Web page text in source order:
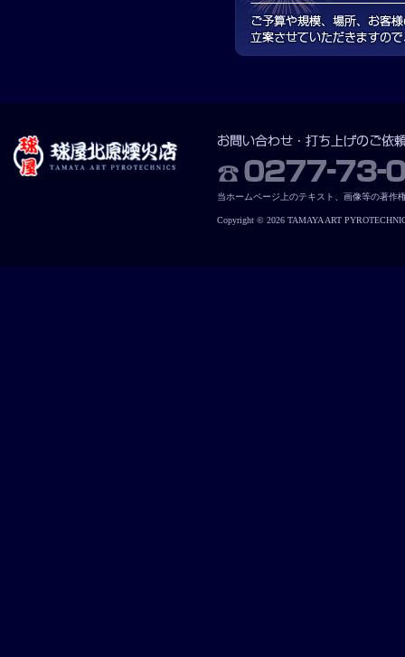
当ホームページ上のテキスト、画像等の著作
Copyright © 2026 TAMAYA ART